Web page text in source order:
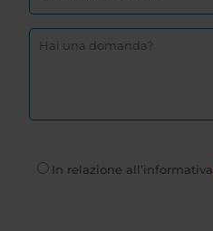
In relazione all’informativa